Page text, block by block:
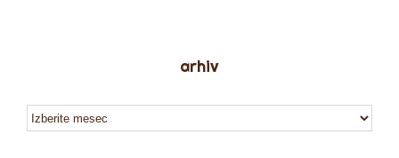
arhiv
arhiv